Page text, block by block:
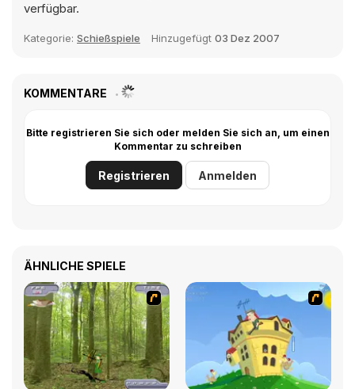
verfügbar.
Kategorie: Schießspiele Hinzugefügt 03 Dez 2007
KOMMENTARE
Bitte registrieren Sie sich oder melden Sie sich an, um einen
Kommentar zu schreiben
Registrieren Anmelden
ÄHNLICHE SPIELE